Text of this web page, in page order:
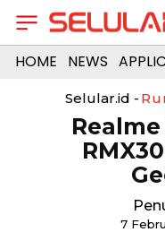
HOME NEWS
Selular.id -
7